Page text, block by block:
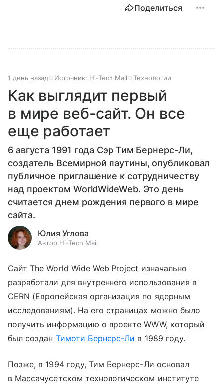
Поделиться
1 день назад Источник: Hi-Tech Mail Технологии
Как выглядит первый
в мире веб-сайт. Он все
еще работает
6 августа 1991 года Сэр Тим Бернерс-Ли,
создатель Всемирной паутины, опубликовал
публичное приглашение к сотрудничеству
над проектом WorldWideWeb. Это день
считается днем рождения первого в мире
сайта.
Юлия Углова
Автор Hi-Tech Mail
Сайт The World Wide Web Project изначально
разработали для внутреннего использования в
CERN (Европейская организация по ядерным
исследованиям). На его страницах можно было
получить информацию о проекте WWW, который
был создан Тимоти Бернерс-Ли в 1989 году.
Позже, в 1994 году, Тим Бернерс-Ли основал
в Массачусетском технологическом институте